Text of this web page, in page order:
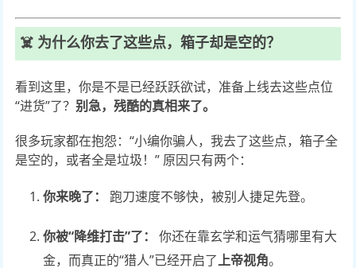
☠️ 为什么你去了这些点，箱子却是空的？
看到这里，你是不是已经跃跃欲试，准备上线去这些点位
“进货”了？ 别急，残酷的真相来了。
很多玩家都在抱怨：“小编你骗人，我去了这些点，箱子全
是空的，或者全是垃圾！” 原因只有两个：
你来晚了： 跑刀速度不够快，被别人捷足先登。
你被“降维打击”了：
你还在靠玄学和运气猜哪里有大
金，而真正的“猎人”已经开启了上帝视角。